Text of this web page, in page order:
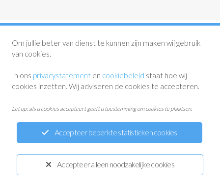
Privacystatement Disclaimer Cookiewetgeving
Accepteer alleen noodzakelijke cookies
Accepteer beperkte statistieken cookies
Om jullie beter van dienst te kunnen zijn maken wij gebruik
van cookies.
In ons privacystatement en cookiebeleid staat hoe wij
cookies inzetten. Wij adviseren de cookies te accepteren.
Let op: als u cookies accepteert geeft u toestemming om cookies te plaatsen.